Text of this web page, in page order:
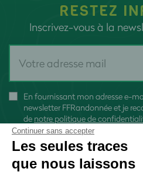
RESTEZ
Inscrivez-vous à la
En fournissant mon adresse e-
newsletter FFRandonnée et je
de notre politique de
Continuer sans accepter
Les seules traces
que nous laissons